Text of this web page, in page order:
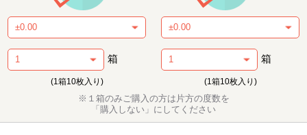
箱
(1箱10枚入り)
箱
(1箱10枚入り)
※１箱のみご購入の方は片方の度数を
「購入しない」にしてください